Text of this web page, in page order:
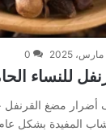
0
للنساء
أضرار مضغ القرنفل
المفيدة بشكل